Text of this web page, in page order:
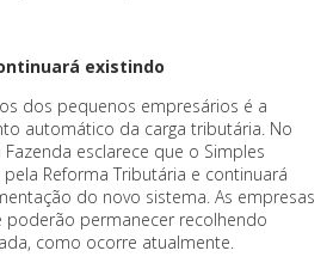
existindo
dos pequenos empresários é a
automático da carga tributária. No
esclarece que o Simples
Reforma Tributária e continuará
do novo sistema. As empresas
poderão permanecer recolhendo
como ocorre atualmente.